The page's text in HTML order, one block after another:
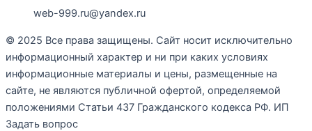
web-999.ru@yandex.ru
© 2025 Все права защищены. Cайт носит исключительно
информационный характер и ни при каких условиях
информационные материалы и цены, размещенные на
сайте, не являются публичной офертой, определяемой
положениями Статьи 437 Гражданского кодекса РФ. ИП
Задать вопрос